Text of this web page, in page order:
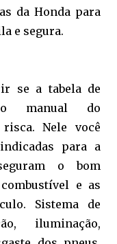
da Honda para
e segura.
se a tabela de
manual do
Nele você
para a
o bom
e as
Sistema de
iluminação,